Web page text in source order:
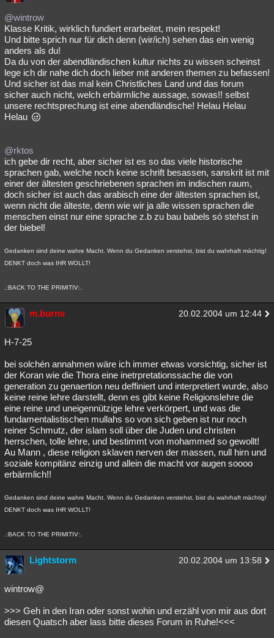
@wintrow
Klasse Kritik, wirklich fundiert erarbeitet, mein respekt!
Und bitte sprich nur für dich denn (wir/ich) sehen das ein wenig
anders als du!
Da du von der abendländischen kultur nichts zu wissen scheinst
lege ich dir nahe dich doch lieber mit anderen themen zu befassen!
Und sicher ist das mal kein Christliches Land und das forum
sicher auch nicht, welch erbärmliche aussage, sowas!! selbst
unsere rechtsprechung ist eine abendländische! Helau Helau
Helau
@rktos
ich gebe dir recht, aber sicher ist es so das viele historische
sprachen gab, welche noch keine schrift besassen, sanskrit ist mit
einer der ältesten geschriebenen sprachen im indischen raum,
doch sicher ist auch das arabisch eine der ältesten sprachen ist,
wenn nicht die älteste, denn wie wir ja alle wissen sprachen die
menschen einst nur eine sprache z.b zu bau babels só stehst in
der biebel!
Gedanken sind deine wahre Macht. Wenn du Gedanken verstehst, bist du wahrhaft mächtig!
DENKT doch was IHR WOLLT!
.:BACK TO THE PRIMITIV:.
m.burns 20.02.2004 um 12:44
H-7-25
bei solchén annahmen wäre ich immer etwas vorsichtig, sicher ist
der Koran wie die Thora eine inetrpretationssache die von
generation zu genaertion neu deffiniert und interpretiert wurde, also
keine reine lehre darstellt, denn es gibt keine Religionslehre die
eine reine und uneigennützige lehre verkörpert, und was die
fundamentalistischen mullahs so von sich geben ist nur noch
reiner Schmutz, der islam soll über die Juden und christen
herrschen, tolle lehre, und bestimmt von mohammed so gewollt!
Au Mann , diese religion sklaven nerven der massen, null hirn und
soziale kompitänz einzig und allein die macht vor augen soooo
erbärmlich!!
Gedanken sind deine wahre Macht. Wenn du Gedanken verstehst, bist du wahrhaft mächtig!
DENKT doch was IHR WOLLT!
.:BACK TO THE PRIMITIV:.
Lightstorm 20.02.2004 um 13:58
wintrow@
>>> Geh in den Iran oder sonst wohin und erzähl von mir aus dort
diesen Quatsch aber lass bitte dieses Forum in Ruhe!<<<